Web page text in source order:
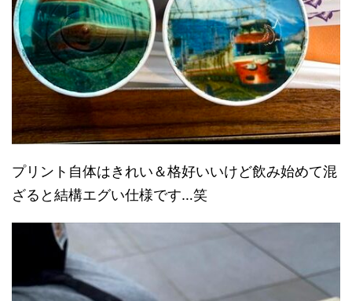
プリント自体はきれい＆格好いいけど飲み始めて混
ざると結構エグい仕様です…笑